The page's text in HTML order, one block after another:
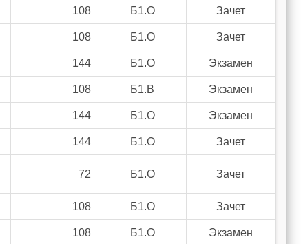
108 Б1.О Зачет
108 Б1.О Зачет
144 Б1.О Экзамен
108 Б1.В Экзамен
144 Б1.О Экзамен
144 Б1.О Зачет
72 Б1.О Зачет
108 Б1.О Зачет
108 Б1.О Экзамен